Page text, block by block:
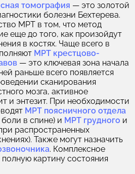
томография — это золотой
болезни Бехтерева.
МРТ в том, что метод
еще до того, как произойдут
в костях. Чаще всего в
МРТ крестцово-
— это ключевая зона начала
раньше всего появляется
сканирования
мозга, активное
и энтезит. При необходимости
МРТ поясничного отдела
в спине) и МРТ грудного и
распространенных
Также могут назначить
. Комплексное
картину состояния